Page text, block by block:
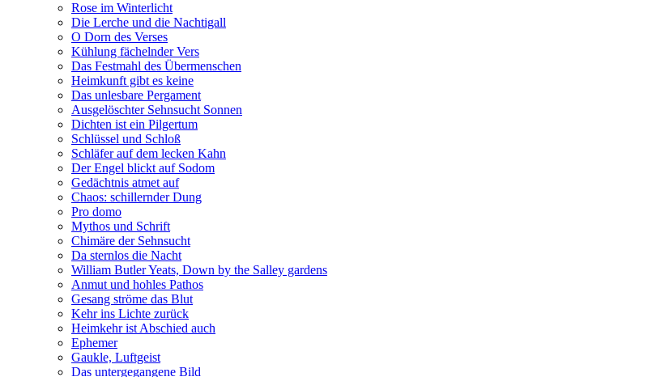
Rose im Winterlicht
Die Lerche und die Nachtigall
O Dorn des Verses
Kühlung fächelnder Vers
Das Festmahl des Übermenschen
Heimkunft gibt es keine
Das unlesbare Pergament
Ausgelöschter Sehnsucht Sonnen
Dichten ist ein Pilgertum
Schlüssel und Schloß
Schläfer auf dem lecken Kahn
Der Engel blickt auf Sodom
Gedächtnis atmet auf
Chaos: schillernder Dung
Pro domo
Mythos und Schrift
Chimäre der Sehnsucht
Da sternlos die Nacht
William Butler Yeats, Down by the Salley gardens
Anmut und hohles Pathos
Gesang ströme das Blut
Kehr ins Lichte zurück
Heimkehr ist Abschied auch
Ephemer
Gaukle, Luftgeist
Das untergegangene Bild